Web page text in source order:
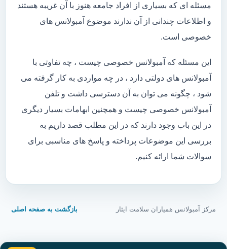
مسئله ای که بسیاری از افراد جامعه هنوز با آن غریبه هستند
و اطلاعات چندانی از آن ندارند موضوع آمبولانس های
خصوصی است.
این مسئله که آمبولانس خصوصی چیست ، چه تفاوتی با
آمبولانس های دولتی دارد ، در چه مواردی به کار گرفته می
شود ، چگونه می توان به آن دسترسی داشت و تلفن
آمبولانس خصوصی چیست و همچنین ابهامات بسیار دیگری
در این باب وجود دارند که در این مطلب قصد داریم به
بررسی این موضوعات پرداخته و پاسخ های مناسبی برای
سوالات شما ارائه کنیم.
مرکز آمبولانس همیاران سلامت ایثار بازگشت به صفحه اصلی